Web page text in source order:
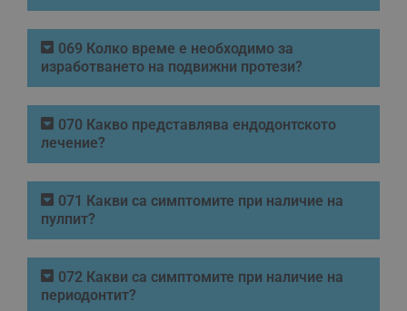
069 Колко време е необходимо за
изработването на подвижни протези?
070 Какво представлява ендодонтското
лечение?
071 Какви са симптомите при наличие на
пулпит?
072 Какви са симптомите при наличие на
периодонтит?